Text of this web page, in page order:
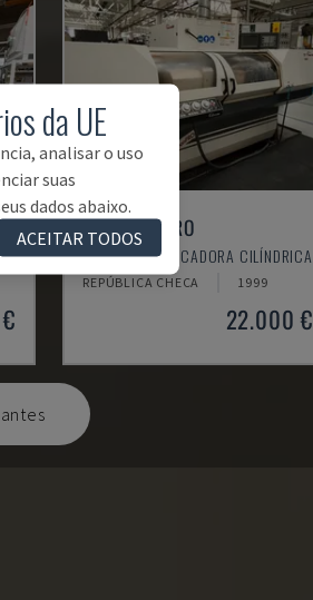
S30 LEAN PRO
STUDER - RETIFICADORA CILÍNDRICA
REPÚBLICA CHECA 1999
22.000 €
da UE
analisar o uso
suas
dados abaixo.
ACEITAR TODOS